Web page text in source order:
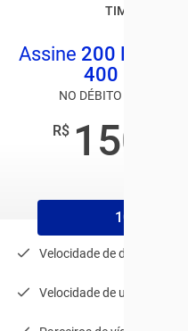
TIM LIVE
Assine 200 Mega
400 MEGA
NO DÉBITO
R$ 150
1056
Velocidade de download:
Velocidade de upload: 80